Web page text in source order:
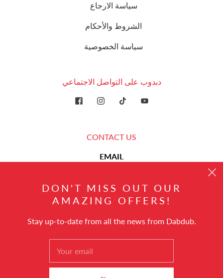
سياسة الارجاع
الشروط والأحكام
سياسة الخصوصية
دبدوب على التواصل الاجتماعي
CONTACT US
EMAIL
hello@dabdub.com
العربية
DON'T MISS OUT OUR
AMAZING OFFERS!
Stay up-to-date from all the news from Dabdub.